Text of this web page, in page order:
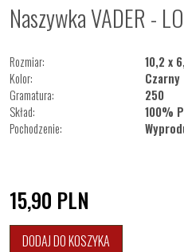
Naszywka VADER -
Rozmiar:
10,2 x
Kolor:
Czarny
Gramatura:
250
Skład:
100%
Pochodzenie:
15,90 PLN
DODAJ DO KOSZYKA